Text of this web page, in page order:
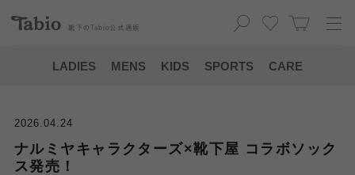
靴下の Tabio 公式通販
LADIES MENS KIDS SPORTS CARE
2026.04.24
ナルミヤキャラクターズ×靴下屋 コラボソック
ス発売！